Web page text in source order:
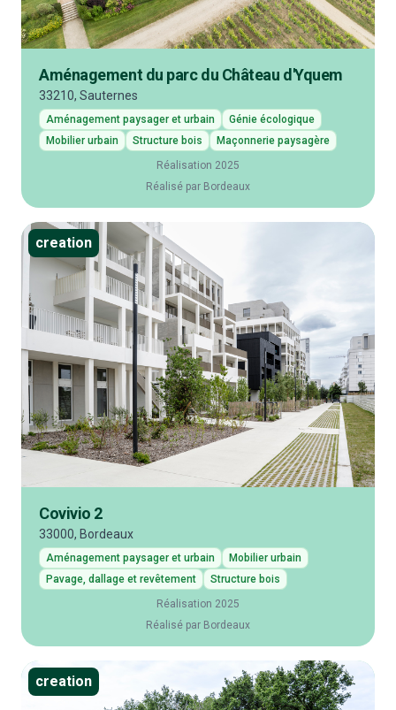
Aménagement du parc du Château d'Yquem
33210, Sauternes
Aménagement paysager et urbain
Génie écologique
Mobilier urbain
Structure bois
Maçonnerie paysagère
Réalisation 2025
Réalisé par Bordeaux
creation
Covivio 2
33000, Bordeaux
Aménagement paysager et urbain
Mobilier urbain
Pavage, dallage et revêtement
Structure bois
Réalisation 2025
Réalisé par Bordeaux
creation